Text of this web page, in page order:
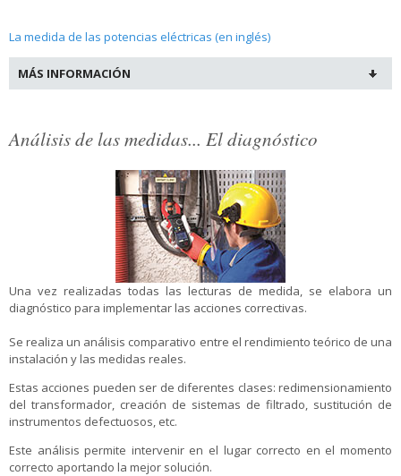
La medida de las potencias eléctricas (en inglés)
MÁS INFORMACIÓN
Análisis de las medidas... El diagnóstico
Una vez realizadas todas las lecturas de medida, se elabora un
diagnóstico para implementar las acciones correctivas.
Se realiza un análisis comparativo entre el rendimiento teórico de una
instalación y las medidas reales.
Estas acciones pueden ser de diferentes clases: redimensionamiento
del transformador, creación de sistemas de filtrado, sustitución de
instrumentos defectuosos, etc.
Este análisis permite intervenir en el lugar correcto en el momento
correcto aportando la mejor solución.